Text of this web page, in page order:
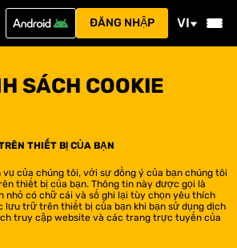
ĐĂNG NHẬP VI
SÁCH COOKIE
THIẾT BỊ CỦA BẠN
của chúng tôi, với sự đồng ý của bạn chúng tôi
thiết bị của bạn. Thông tin này được gọi là
nhỏ có chữ cái và số ghi lại tùy chọn yêu thích
lưu trữ trên thiết bị của bạn khi bạn sử dụng dịch
truy cập website và các trang trực tuyến của